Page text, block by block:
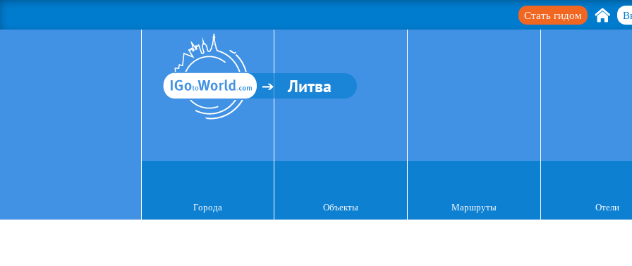
Стать гидом
Литва
Города Объекты Маршруты Отели